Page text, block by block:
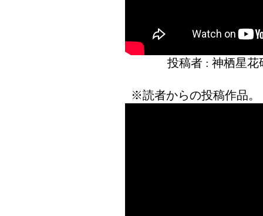
投稿者 : 神栖星
※読者からの投稿作品